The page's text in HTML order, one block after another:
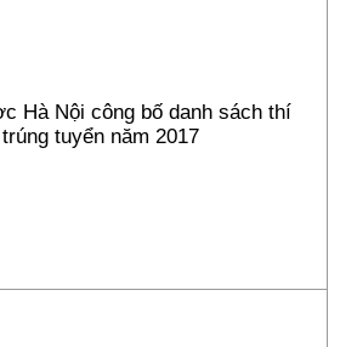
Hà Nội công bố danh sách thí
tuyển năm 2017